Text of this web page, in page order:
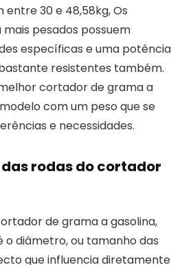
entre 30 e 48,58kg, Os
pesados possuem
específicas e uma potência
resistentes também.
cortador de grama a
com um peso que se
e necessidades.
rodas do cortador
de grama a gasolina,
o diâmetro, ou tamanho das
que influencia diretamente